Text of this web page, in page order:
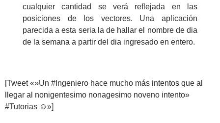
cualquier cantidad se verá reflejada en las
posiciones de los vectores. Una aplicación
parecida a esta seria la de hallar el nombre de dia
de la semana a partir del dia ingresado en entero.
[Tweet «»Un #Ingeniero hace mucho más intentos que al
llegar al nonigentesimo nonagesimo noveno intento»
#Tutorias ☺»]